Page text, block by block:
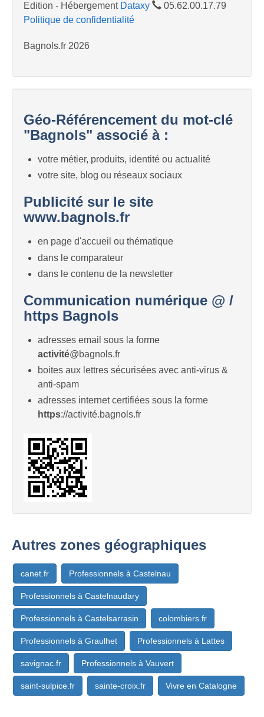
Edition - Hébergement Dataxy
05.62.00.17.79
Politique de confidentialité
Bagnols.fr 2026
Géo-Référencement du mot-clé
"Bagnols" associé à :
votre métier, produits, identité ou actualité
votre site, blog ou réseaux sociaux
Publicité sur le site
www.bagnols.fr
en page d'accueil ou thématique
dans le comparateur
dans le contenu de la newsletter
Communication numérique @ /
https Bagnols
adresses email sous la forme
activité@bagnols.fr
boites aux lettres sécurisées avec anti-virus &
anti-spam
adresses internet certifiées sous la forme
https://activité.bagnols.fr
Autres zones géographiques
canet.fr Professionnels à Castelnau
Professionnels à Castelnaudary
Professionnels à Castelsarrasin colombiers.fr
Professionnels à Graulhet Professionnels à Lattes
savignac.fr Professionnels à Vauvert
saint-sulpice.fr sainte-croix.fr Vivre en Catalogne